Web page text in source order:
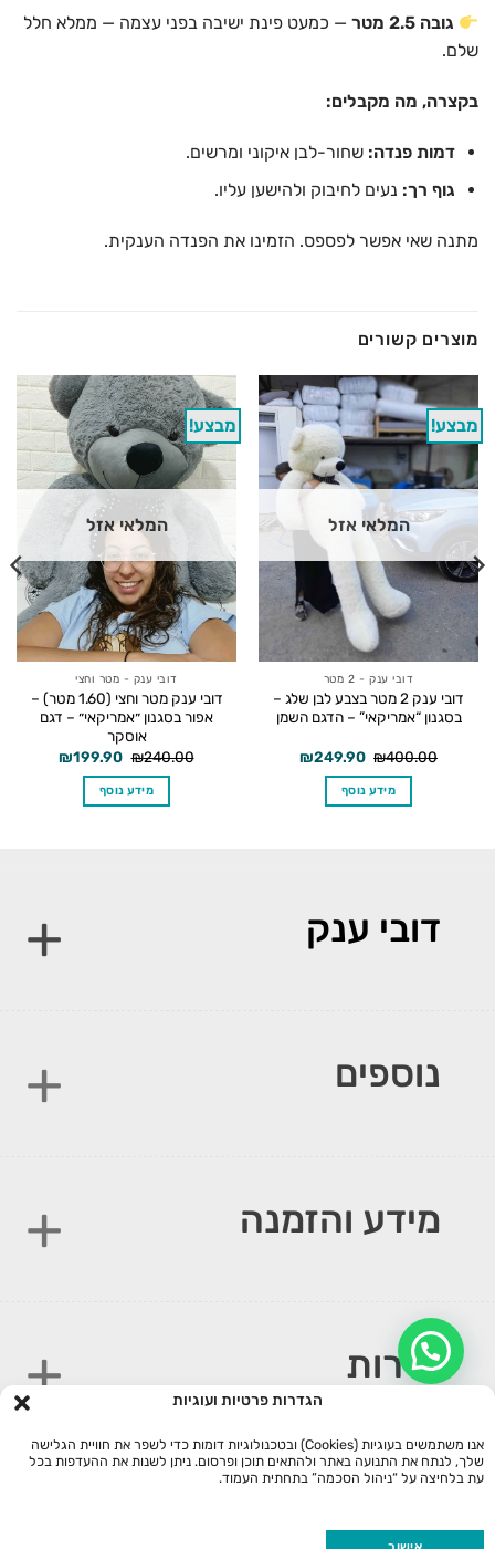
הגדרות פרטיות ועוגיות
אנו משתמשים בעוגיות (Cookies) ובטכנולוגיות דומות כדי לשפר את חוויית הגלישה
שלך, לנתח את התנועה באתר ולהתאים תוכן ופרסום. ניתן לשנות את ההעדפות בכל
עת בלחיצה על “ניהול הסכמה” בתחתית העמוד.
גובה 2.5 מטר
— כמעט פינת ישיבה בפני עצמה — ממלא חלל
שלם.
בקצרה, מה מקבלים:
דמות פנדה: שחור-לבן איקוני ומרשים.
גוף רך: נעים לחיבוק ולהישען עליו.
מתנה שאי אפשר לפספס. הזמינו את הפנדה הענקית.
מוצרים קשורים
מבצע!
המלאי אזל
דובי ענק - 2 מטר
דובי ענק 2 מטר בצבע לבן שלג –
בסגנון “אמריקאי” – הדגם השמן
₪400.00
המחיר
המקורי
היה:
₪400.00.
₪249.90
המחיר
מידע נוסף
מבצע!
המלאי אזל
דובי ענק - מטר וחצי
דובי ענק מטר וחצי (1.60 מטר) –
אפור בסגנון ״אמריקאי״ – דגם
אוסקר
₪240.00
המחיר
המקורי
היה:
₪240.00.
₪199.90
המחיר
מידע נוסף
דובי ענק
נוספים
מידע והזמנה
שירות
כל הזכויות שמורות 2026 ©